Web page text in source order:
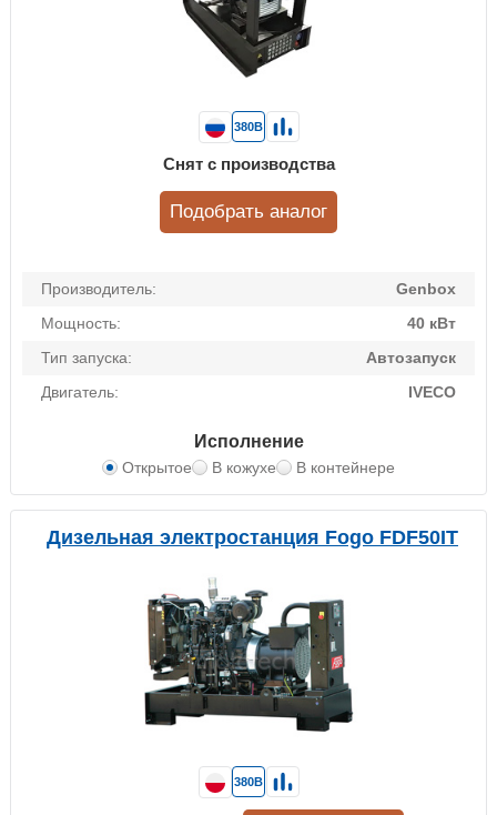
Производитель:
Genbox
Мощность:
40 кВт
Тип запуска:
Автозапуск
Двигатель:
IVECO
Исполнение
Открытое В кожухе В контейнере
380В
Снят с производства
Подобрать аналог
Дизельная электростанция Fogo FDF50IT
380В